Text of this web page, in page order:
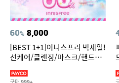
60% 8,000
[BEST 1+1]이니스프리 빅세일!
선케어/클렌징/마스크/핸드크